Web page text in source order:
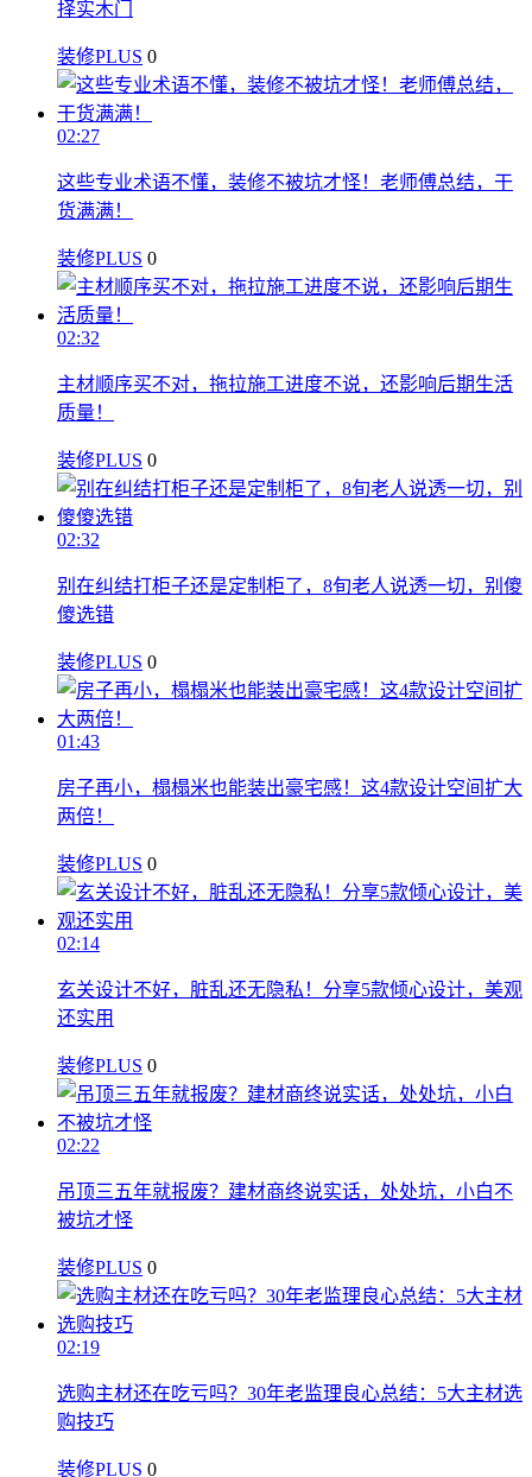
择实木门
装修PLUS 0
02:27
这些专业术语不懂，装修不被坑才怪！老师傅总结，干
货满满！
装修PLUS 0
02:32
主材顺序买不对，拖拉施工进度不说，还影响后期生活
质量！
装修PLUS 0
02:32
别在纠结打柜子还是定制柜了，8旬老人说透一切，别傻
傻选错
装修PLUS 0
01:43
房子再小，榻榻米也能装出豪宅感！这4款设计空间扩大
两倍！
装修PLUS 0
02:14
玄关设计不好，脏乱还无隐私！分享5款倾心设计，美观
还实用
装修PLUS 0
02:22
吊顶三五年就报废？建材商终说实话，处处坑，小白不
被坑才怪
装修PLUS 0
02:19
选购主材还在吃亏吗？30年老监理良心总结：5大主材选
购技巧
装修PLUS 0